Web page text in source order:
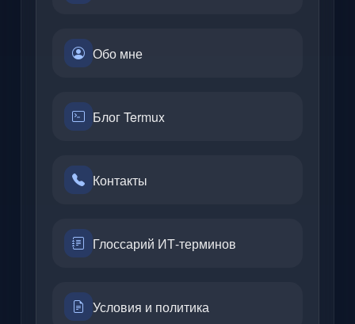
Обо мне
Блог Termux
Контакты
Глоссарий ИТ-терминов
Условия и политика